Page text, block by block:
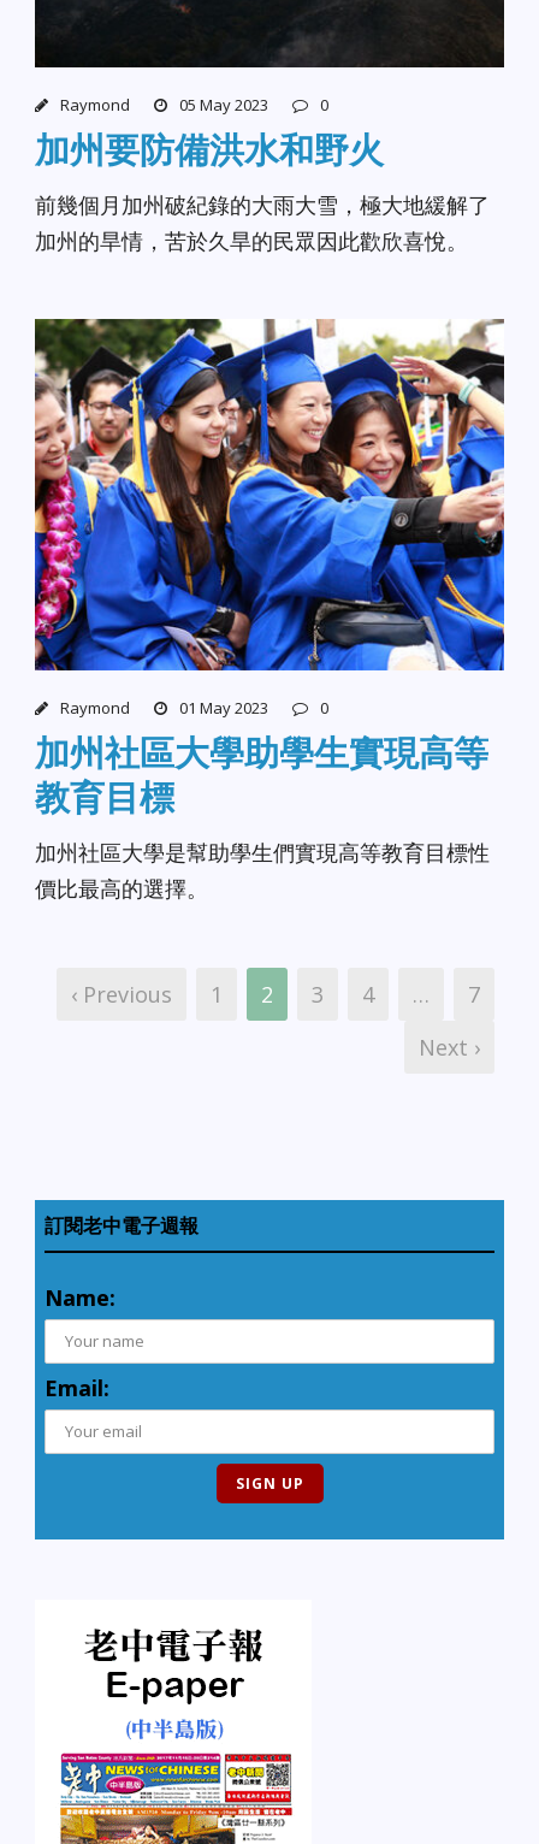
Raymond 05 May 2023 0
加州要防備洪水和野火
前幾個月加州破紀錄的大雨大雪，極大地緩解了
加州的旱情，苦於久旱的民眾因此歡欣喜悅。
Raymond 01 May 2023 0
加州社區大學助學生實現高等
教育目標
加州社區大學是幫助學生們實現高等教育目標性
價比最高的選擇。
‹ Previous 1 2 3 4 …
7
Next ›
訂閱老中電子週報
Name:
Email: